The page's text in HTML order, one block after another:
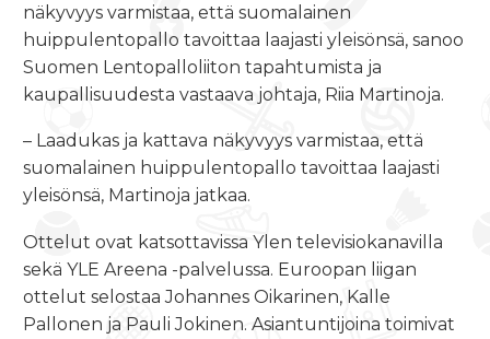
näkyvyys varmistaa, että suomalainen
huippulentopallo tavoittaa laajasti yleisönsä, sanoo
Suomen Lentopalloliiton tapahtumista ja
kaupallisuudesta vastaava johtaja, Riia Martinoja.
– Laadukas ja kattava näkyvyys varmistaa, että
suomalainen huippulentopallo tavoittaa laajasti
yleisönsä, Martinoja jatkaa.
Ottelut ovat katsottavissa Ylen televisiokanavilla
sekä YLE Areena -palvelussa. Euroopan liigan
ottelut selostaa Johannes Oikarinen, Kalle
Pallonen ja Pauli Jokinen. Asiantuntijoina toimivat